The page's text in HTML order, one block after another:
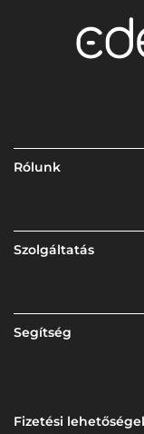
Rólunk
Szolgáltatás
Segítség
Fizetési